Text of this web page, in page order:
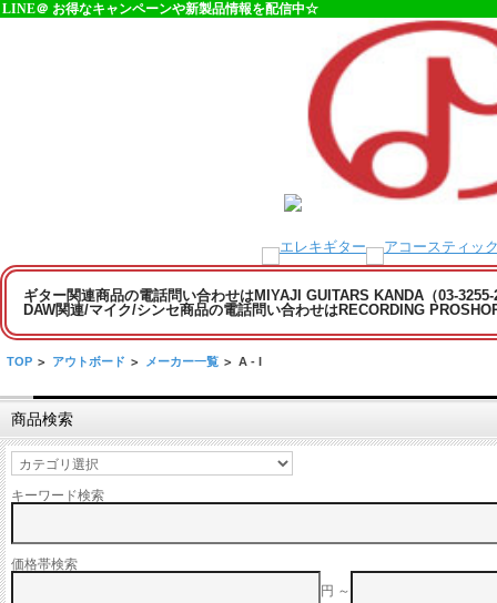
LINE＠ お得なキャンペーンや新製品情報を配信中☆
ギター関連商品の電話問い合わせはMIYAJI GUITARS KANDA（03-
DAW関連/マイク/シンセ商品の電話問い合わせはRECORDING
TOP > アウトボード > メーカー一覧 > A - I
商品検索
キーワード検索
価格帯検索
円 ～